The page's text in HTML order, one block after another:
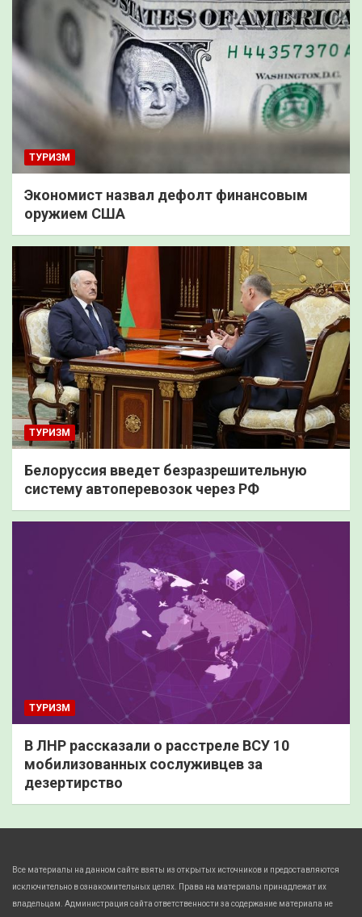
ТУРИЗМ
Экономист назвал дефолт финансовым
оружием США
ТУРИЗМ
Белоруссия введет безразрешительную
систему автоперевозок через РФ
ТУРИЗМ
В ЛНР рассказали о расстреле ВСУ 10
мобилизованных сослуживцев за
дезертирство
Все материалы на данном сайте взяты из открытых источников и предоставляются
исключительно в ознакомительных целях. Права на материалы принадлежат их
владельцам. Администрация сайта ответственности за содержание материала не